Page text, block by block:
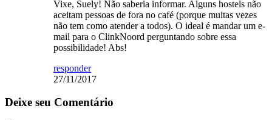
Vixe, Suely! Não saberia informar. Alguns hostels não
aceitam pessoas de fora no café (porque muitas vezes
não tem como atender a todos). O ideal é mandar um e-
mail para o ClinkNoord perguntando sobre essa
possibilidade! Abs!
responder
27/11/2017
Deixe seu Comentário